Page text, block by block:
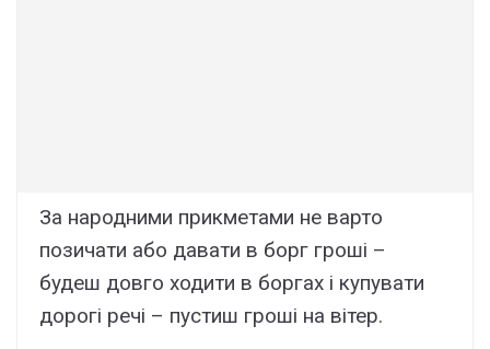
За народними прикметами не варто
позичати або давати в борг гроші –
будеш довго ходити в боргах і купувати
дорогі речі – пустиш гроші на вітер.